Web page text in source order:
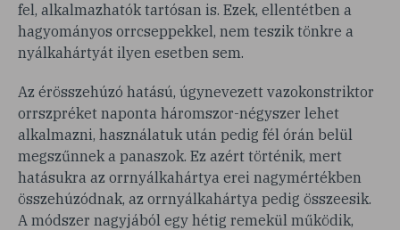
fel, alkalmazhatók tartósan is. Ezek, ellentétben a
hagyományos orrcseppekkel, nem teszik tönkre a
nyálkahártyát ilyen esetben sem.
Az érösszehúzó hatású, úgynevezett vazokonstriktor
orrszpréket naponta háromszor-négyszer lehet
alkalmazni, használatuk után pedig fél órán belül
megszűnnek a panaszok. Ez azért történik, mert
hatásukra az orrnyálkahártya erei nagymértékben
összehúzódnak, az orrnyálkahártya pedig összeesik.
A módszer nagyjából egy hétig remekül működik,